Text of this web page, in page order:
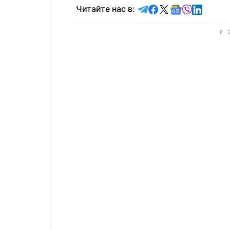
Читайте нас в: Читайте в Telegram
Читайте в
Читайте в X
Читайте в
Читайте